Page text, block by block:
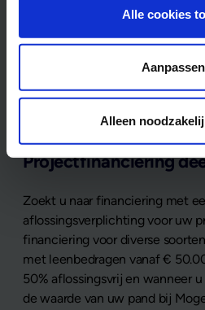
Alle cookies
Aanpassen
Alleen
adres. Ontdek de
quickscan en binnen twee
project.
Projectfinanciering
Zoekt u naar financiering met
aflossingsverplichting voor uw
financiering voor diverse
met leenbedragen vanaf €
50% aflossingsvrij en wanneer
de waarde van uw pand bij